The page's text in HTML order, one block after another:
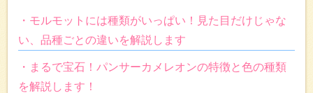
・モルモットには種類がいっぱい！見た目だけじゃな
い、品種ごとの違いを解説します
・まるで宝石！パンサーカメレオンの特徴と色の種類
を解説します！